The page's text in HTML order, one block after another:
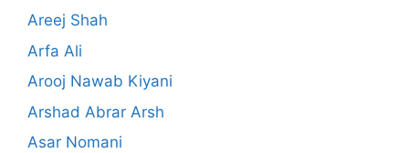
Areej Shah
Arfa Ali
Arooj Nawab Kiyani
Arshad Abrar Arsh
Asar Nomani